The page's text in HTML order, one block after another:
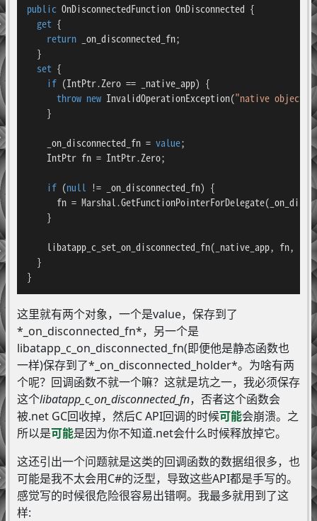
public OnDisconnectedFunction OnDisconnected {
get {
return _on_disconnected_fn;
  }
set {
if (IntPtr.Zero == _native_app) {
throw new InvalidOperationException("native object
    }
    _on_disconnected_fn =
value;
    IntPtr fn = IntPtr.Zero;
if (null != _on_disconnected_fn) {
fn =
    }
libatapp_c_set_on_disconnected_fn(_native_app, fn,
  }
}
这里就有两个对象，一个是value，保存到了
*_on_disconnected_fn*，另一个是
libatapp_c_on_disconnected_fn(即便他是静态函数也
一样)保存到了*_on_disconnected_holder*。为啥有两
个呢？回调函数不就一个嘛？这就是坑之一，我必须保存
这个libatapp_c_on_disconnected_fn，否者这个函数会
被.net GC回收掉，然后C API回调的时候可能会崩溃。之
所以是可能是因为你不知道.net会什么时候释放掉它。
这还引出一个问题就是这类的回调函数的数据组很多，也
可能是我不太会用C#的泛型，导致这些API都是手写的。
感觉写的时候很危险很容易出错啊。我最多就用到了这
样: